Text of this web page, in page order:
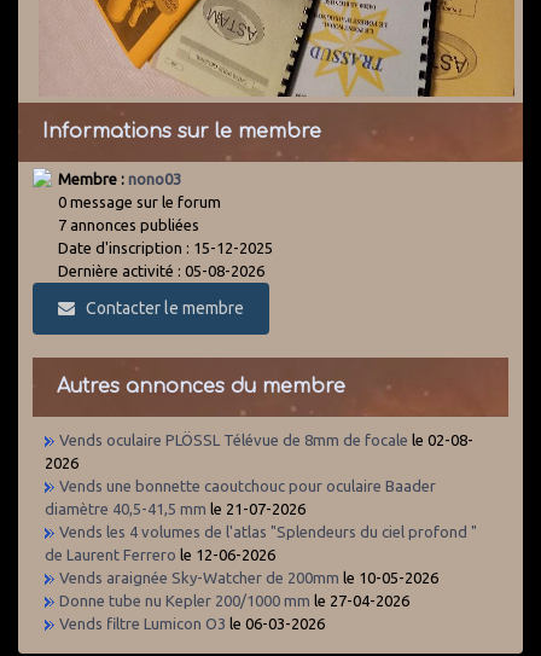
Informations sur le membre
Membre : nono03
0 message sur le forum
7 annonces publiées
Date d'inscription : 15-12-2025
Dernière activité : 05-08-2026
Contacter le membre
Autres annonces du membre
Vends oculaire PLÖSSL Télévue de 8mm de focale le 02-08-
2026
Vends une bonnette caoutchouc pour oculaire Baader
diamètre 40,5-41,5 mm le 21-07-2026
Vends les 4 volumes de l'atlas "Splendeurs du ciel profond "
de Laurent Ferrero le 12-06-2026
Vends araignée Sky-Watcher de 200mm le 10-05-2026
Donne tube nu Kepler 200/1000 mm le 27-04-2026
Vends filtre Lumicon O3 le 06-03-2026